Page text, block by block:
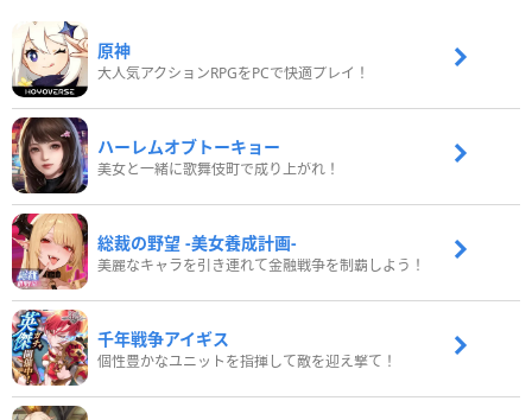
原神
大人気アクションRPGをPCで快適プレイ！
ハーレムオブトーキョー
美女と一緒に歌舞伎町で成り上がれ！
総裁の野望 -美女養成計画-
美麗なキャラを引き連れて金融戦争を制覇しよう！
千年戦争アイギス
個性豊かなユニットを指揮して敵を迎え撃て！